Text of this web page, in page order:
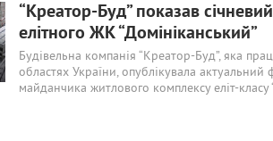
“Креатор-Буд” показав
елітного ЖК “Домініканський”
Будівельна компанія “Креатор-Буд”, яка
областях України, опублікувала актуальний
майданчика житлового комплексу еліт-класу